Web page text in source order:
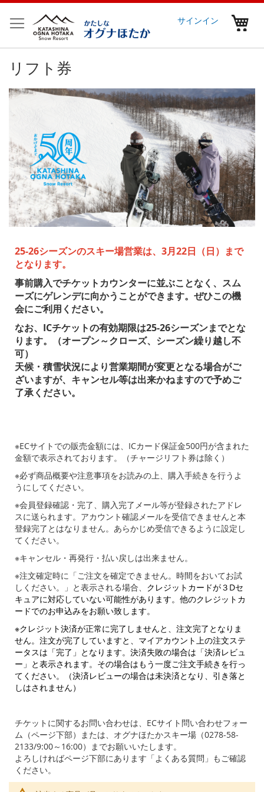
ン
テ
に
ス
キ
ッ
プ
サインイン
リフト券
25-26シーズンのスキー場営業は、3月22日（日）まで
となります。
事前購入でチケットカウンターに並ぶことなく、スム
ーズにゲレンデに向かうことができます。ぜひこの機
会にご利用ください。
なお、ICチケットの有効期限は25-26シーズンまでとな
ります。（オープン～クローズ、シーズン繰り越し不
可）
天候・積雪状況により営業期間が変更となる場合がご
ざいますが、キャンセル等は出来かねますので予めご
了承ください。
※ECサイトでの販売金額には、ICカード保証金500円が含まれた
金額で表示されております。（チャージリフト券は除く）
※必ず商品概要や注意事項をお読みの上、購入手続きを行うよ
うにしてください。
※会員登録確認・完了、購入完了メール等が登録されたアドレ
スに送られます。アカウント確認メールを受信できませんと本
登録完了とはなりません。あらかじめ受信できるように設定し
てください。
※キャンセル・再発行・払い戻しは出来ません。
※注文確定時に「ご注文を確定できません。時間をおいてお試
しください。」と表示される場合、 クレジットカードが３Dセ
キュアに対応していない可能性があります。他のクレジットカ
ードでのお申込みをお願い致します。
※クレジット決済が正常に完了しませんと、注文完了となりま
せん。注文が完了していますと、マイアカウント上の注文ステ
ータスは「完了」となります。決済失敗の場合は「決済レビュ
ー」と表示されます。その場合はもう一度ご注文手続きを行っ
てください。（決済レビューの場合は未決済となり、引き落と
しはされません）
チケットに関するお問い合わせは、ECサイト問い合わせフォー
ム（ページ下部）または、オグナほたかスキー場（0278-58-
2133/9:00～16:00）までお願いいたします。
よろしければページ下部にあります「よくある質問」もご確認
ください。